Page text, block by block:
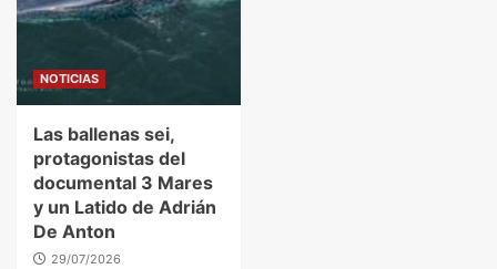
NOTICIAS
Las ballenas sei,
protagonistas del
documental 3 Mares
y un Latido de Adrián
De Anton
29/07/2026